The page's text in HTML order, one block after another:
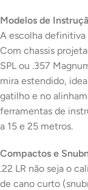
Modelos de
A escolha definitiva
Com chassis
SPL ou .357
mira estendido,
gatilho e no
ferramentas de
a 15 e 25 metros.
Compactos e
.22 LR não seja o
de cano curto (